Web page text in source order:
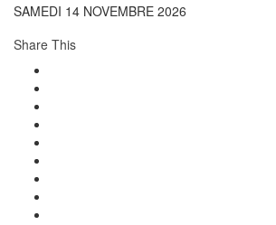
SAMEDI 14 NOVEMBRE 2026
Share This